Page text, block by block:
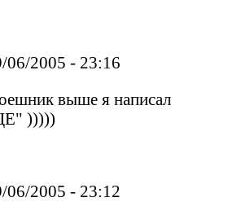
06/2005 - 23:16
выше я написал
)))))
06/2005 - 23:12